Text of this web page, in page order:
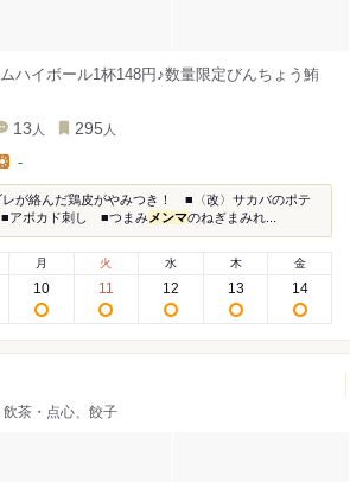
ハイボール1杯148円♪数量限定びんちょう鮪
13 人 295 人
-
レが絡んだ鶏皮がやみつき！ ■〈改〉サカバのポテ
ボカド刺し ■つまみメンマのねぎまみれ...
月
10
火
11
水
12
木
13
金
14
茶・点心、餃子